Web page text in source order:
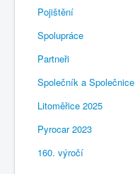
Pojištění
Spolupráce
Partneři
Společník a Společnice
Litoměřice 2025
Pyrocar 2023
160. výročí